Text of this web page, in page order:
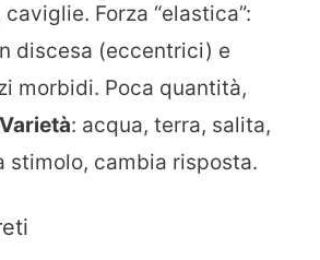
Forza “elastica”:
discesa (eccentrici) e
morbidi. Poca quantità,
Varietà: acqua, terra, salita,
stimolo, cambia risposta.